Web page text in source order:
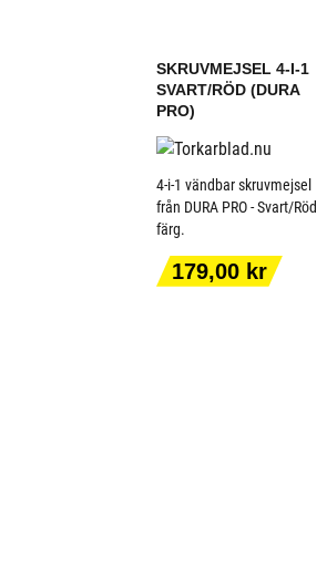
SKRUVMEJSEL 4-I-1
SVART/RÖD (DURA
PRO)
4-i-1 vändbar skruvmejsel
från DURA PRO - Svart/Röd
färg.
Pris
179,00 kr
LÄGG TILL I
VARUKORGEN